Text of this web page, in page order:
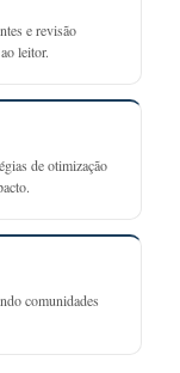
e revisão
leitor.
de otimização
comunidades